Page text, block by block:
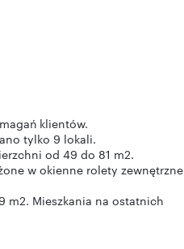
klientów.
tylko 9 lokali.
od 49 do 81 m2.
w okienne rolety zewnętrzne
m2. Mieszkania na ostatnich